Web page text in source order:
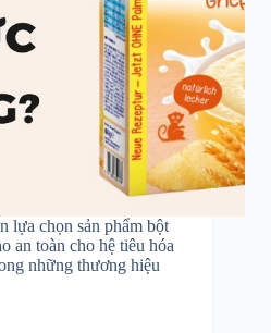
lựa chọn sản phẩm bột
an toàn cho hệ tiêu hóa
những thương hiệu